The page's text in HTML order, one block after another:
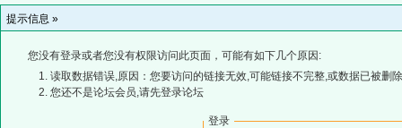
提示信息 »
您没有登录或者您没有权限访问此页面，可能有如下几个原因:
读取数据错误,原因：您要访问的链接无效,可能链接不完整,或数据已被删
您还不是论坛会员,请先登录论坛
登录